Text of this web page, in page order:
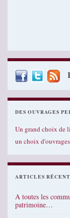
DES OUVRAGES
Un grand choix de
un choix
ARTICLES
A toutes les
patrimoine…